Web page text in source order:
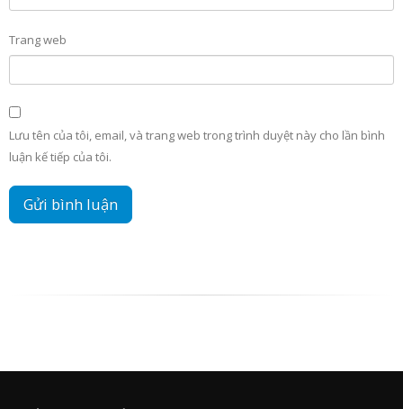
Trang web
Lưu tên của tôi, email, và trang web trong trình duyệt này cho lần bình
luận kế tiếp của tôi.